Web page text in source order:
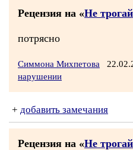
Рецензия на «Не трогай
потрясно
Симмона Михпетова
нарушении
+ добавить замечания
Рецензия на «Не трогай